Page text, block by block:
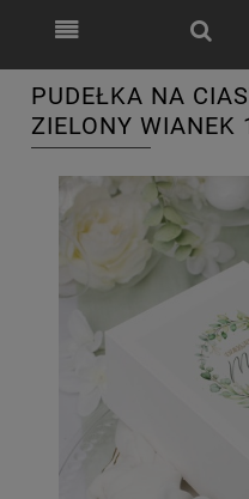
PUDEŁKA NA
ZIELONY WIANEK